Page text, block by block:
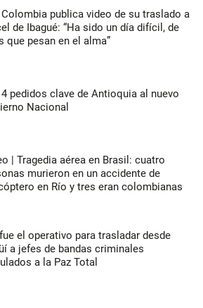
Colombia publica video de su traslado a
de Ibagué: “Ha sido un día difícil, de
que pesan en el alma”
pedidos clave de Antioquia al nuevo
Nacional
| Tragedia aérea en Brasil: cuatro
murieron en un accidente de
en Río y tres eran colombianas
el operativo para trasladar desde
a jefes de bandas criminales
a la Paz Total